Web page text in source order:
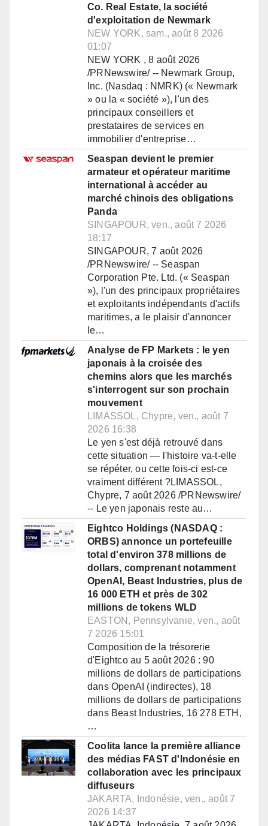
Co. Real Estate, la société
d'exploitation de Newmark
NEW YORK, sam., août 8 2026
01:07
NEW YORK , 8 août 2026
/PRNewswire/ -- Newmark Group,
Inc. (Nasdaq : NMRK) (« Newmark
» ou la « société »), l'un des
principaux conseillers et
prestataires de services en
immobilier d'entreprise…
Seaspan devient le premier
armateur et opérateur maritime
international à accéder au
marché chinois des obligations
Panda
SINGAPOUR, ven., août 7 2026
18:17
SINGAPOUR, 7 août 2026
/PRNewswire/ -- Seaspan
Corporation Pte. Ltd. (« Seaspan
»), l'un des principaux propriétaires
et exploitants indépendants d'actifs
maritimes, a le plaisir d'annoncer
le…
Analyse de FP Markets : le yen
japonais à la croisée des
chemins alors que les marchés
s'interrogent sur son prochain
mouvement
LIMASSOL, Chypre, ven., août 7
2026 16:38
Le yen s'est déjà retrouvé dans
cette situation — l'histoire va-t-elle
se répéter, ou cette fois-ci est-ce
vraiment différent ?LIMASSOL,
Chypre, 7 août 2026 /PRNewswire/
-- Le yen japonais reste au…
Eightco Holdings (NASDAQ :
ORBS) annonce un portefeuille
total d'environ 378 millions de
dollars, comprenant notamment
OpenAI, Beast Industries, plus de
16 000 ETH et près de 302
millions de tokens WLD
EASTON, Pennsylvanie, ven., août
7 2026 15:01
Composition de la trésorerie
d'Eightco au 5 août 2026 : 90
millions de dollars de participations
dans OpenAI (indirectes), 18
millions de dollars de participations
dans Beast Industries, 16 278 ETH,
…
Coolita lance la première alliance
des médias FAST d'Indonésie en
collaboration avec les principaux
diffuseurs
JAKARTA, Indonésie, ven., août 7
2026 14:37